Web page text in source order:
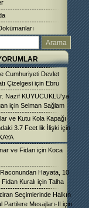
Cumhuriyeti Devlet
Çizelgesi için Ebru
Nazif KUYUCUKLU’ya
için Selman Sağlam
ve Kutu Kola Kapağı
3.7 Feet lik İlişki için
ve Fidan için Koca
Hayata, 10
Kuralı için Talha
Seçimlerinde Halkın
Partilere Mesajları-II için